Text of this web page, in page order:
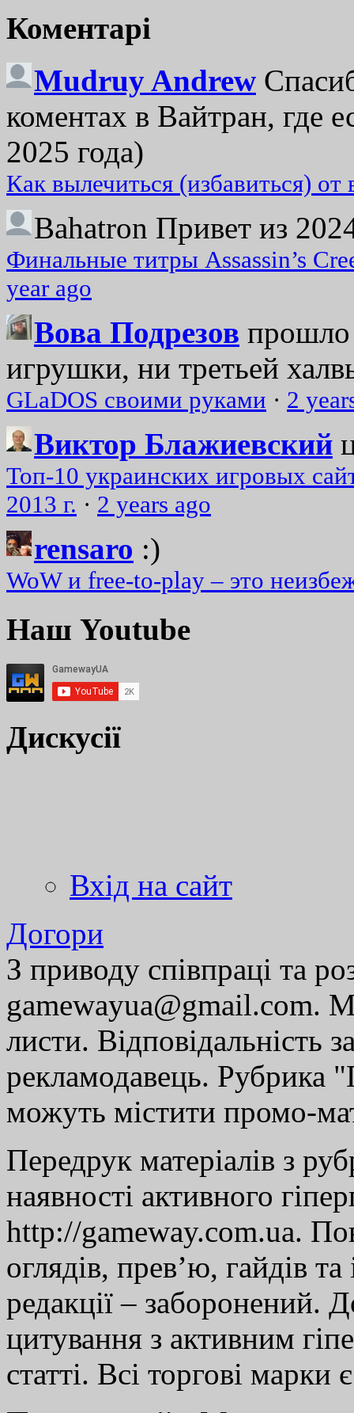
Коментарі
Mudruy Andrew
коментах в Вайтран, где
2025 года)
Как вылечиться (избавиться)
Bahatron Привет из
Финальные титры Assassin’s
year ago
Вова Подрезов прошло
игрушки, ни третьей
GLaDOS своими руками · 2
Виктор Блажиевский
Топ-10 украинских игровых
2013 г. · 2 years ago
rensaro :)
WoW и free-to-play – это
Наш Youtube
Дискусії
Вхід на сайт
Догори
З приводу співпраці та
gamewayua@gmail.com.
листи. Відповідальність
рекламодавець. Рубрика
можуть містити промо-
Передрук матеріалів з
наявності активного
http://gameway.com.ua.
оглядів, прев’ю, гайдів
редакції – заборонений.
цитування з активним
статті. Всі торгові марки